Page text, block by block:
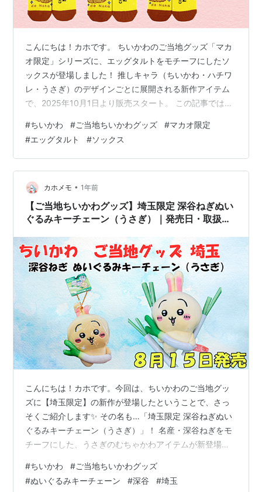
こんにちは！カホです。 ちいかわのご当地グッズ「マカ
オ限定」シリーズに、エッグタルトをモチーフにしたソ
ックスが登場しました！ 推しキャラ（ちいかわ・ハチワ
レ・うさぎ）のデザインごとに展開される新作アイテム
で、2025年10月1日より販売スタート。 この記事では、
マカオ限定 エッグタルト 推しキャラソックスとは？
【ラインナップ】 発売日 取扱店舗 通販で買える？ まと
め マカオ限定 エッグタルト 推しキャラソックスとは？
今回のソックスは、エッグタルトをテーマにした可愛い
デザイン🍳背景はエッグタルトを思わせるあたたかいイ
エローで、見ているだけ…
#ちいかわ #ご当地ちいかわグッズ #マカオ限定
#エッグタルト #ソックス
カホメモ • 1年前
【ご当地ちいかわグッズ】埼玉限定 深谷ねぎぬい
ぐるみキーチェーン（うさぎ）｜発売日・取扱店
こんにちは！カホです。今回は、ちいかわのご当地グッ
ズに【埼玉限定】の新作が登場したということで、さっ
そくご紹介します✨ その名も…「埼玉限定 深谷ねぎぬい
ぐるみキーチェーン（うさぎ）」！ 名産・深谷ねぎをモ
チーフにした、うさぎのむちゃかわアイテムが新登場。
やすくまとめてご紹介していきますね♪ ＜あわせて読みた
い＞ ご当地ちいかわグッズ カテゴリーの記事一覧 - カホ
#ちいかわ #ご当地ちいかわグッズ
#ぬいぐるみキーチェーン #深谷 #埼玉